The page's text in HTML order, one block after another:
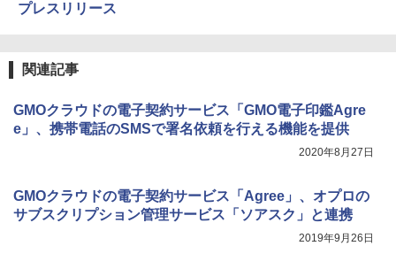
プレスリリース
関連記事
GMOクラウドの電子契約サービス「GMO電子印鑑Agre
e」、携帯電話のSMSで署名依頼を行える機能を提供
2020年8月27日
GMOクラウドの電子契約サービス「Agree」、オプロの
サブスクリプション管理サービス「ソアスク」と連携
2019年9月26日